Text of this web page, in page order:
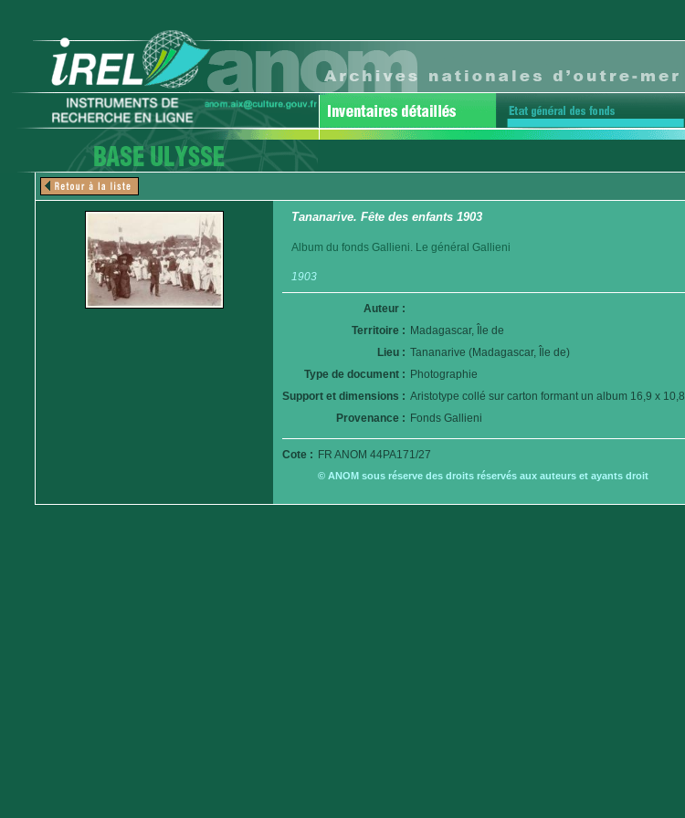
Tananarive. Fête des enfants 1903
Album du fonds Gallieni. Le général Gallieni
1903
Auteur :
Territoire : Madagascar, Île de
Lieu : Tananarive (Madagascar, Île de)
Type de document : Photographie
Support et dimensions : Aristotype collé sur carton formant un album 16,9 x 10,8
Provenance : Fonds Gallieni
Cote : FR ANOM 44PA171/27
© ANOM sous réserve des droits réservés aux auteurs et ayants droit